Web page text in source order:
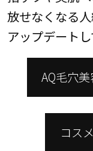
放せなくなる
アップデートし
AQ毛穴
コス